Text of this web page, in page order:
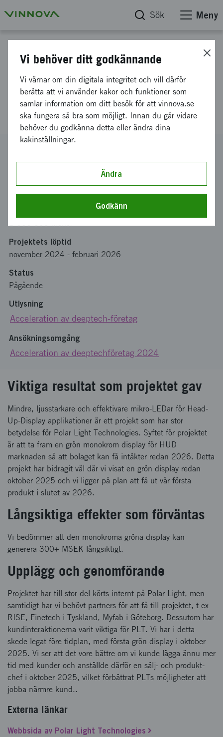
Sök Meny
Mindre, ljusstarkare och
effektivare mikro-LEDar för
Head-Up-Display applikationer
2024-02306
Polar Light Technologies AB
1 600 000 kronor
Projektets löptid
november 2024 - februari 2026
Status
Pågående
Utlysning
Acceleration av deeptech-företag
Ansökningsomgång
Acceleration av deeptechföretag 2024
Viktiga resultat som projektet gav
Mindre, ljusstarkare och effektivare mikro-LEDar för Head-
Up-Display applikationer är ett projekt som har stor
betydelse för Polar Light Technologies. Syftet för projektet
är att ta fram en grön monokrom display för HUD
marknaden så att bolaget kan få intäkter redan 2026. Detta
projekt har bidragit väl där vi visat en grön display redan
oktober 2025 och vi ligger på plan att få ut vår första
produkt i slutet av 2026.
Långsiktiga effekter som förväntas
Vi bedömmer att den monokroma gröna display kan
generera 300+ MSEK långsiktigt.
Upplägg och genomförande
Projektet har till stor del körts internt på Polar Light, men
samtidigt har vi behövt partners för att få till projektet, t ex
RISE, Finetech i Tyskland, Myfab i Göteborg. Dessutom har
kundinteraktionerna varit viktiga för PLT. Vi har i detta
skede legat före tidplan, med första grön display i oktober
2025. Vi ser att det vore bättre om vi kunde lägga ännu mer
tid med kunder och anställde därför en sälj- och produkt-
chef i oktober 2025, vilket förbättrat PLTs möjligheter att
jobba närmre kund..
Externa länkar
Webbsida av Polar Light Technologies
Vi behöver ditt godkännande
Vi värnar om din digitala integritet och vill därför
berätta att vi använder kakor och funktioner som
samlar information om ditt besök för att vinnova.se
ska fungera så bra som möjligt. Innan du går vidare
behöver du godkänna detta eller ändra dina
kakinställningar.
Ändra
Godkänn